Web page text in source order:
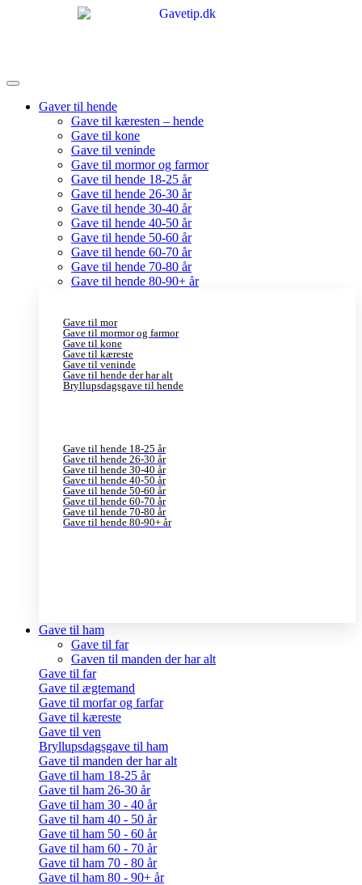
Gaver til hende
Gave til kæresten – hende
Gave til kone
Gave til veninde
Gave til mormor og farmor
Gave til hende 18-25 år
Gave til hende 26-30 år
Gave til hende 30-40 år
Gave til hende 40-50 år
Gave til hende 50-60 år
Gave til hende 60-70 år
Gave til hende 70-80 år
Gave til hende 80-90+ år
Gave til mor
Gave til mormor og farmor
Gave til kone
Gave til kæreste
Gave til veninde
Gave til hende der har alt
Bryllupsdagsgave til hende
Gave til hende 18-25 år
Gave til hende 26-30 år
Gave til hende 30-40 år
Gave til hende 40-50 år
Gave til hende 50-60 år
Gave til hende 60-70 år
Gave til hende 70-80 år
Gave til hende 80-90+ år
Gave til ham
Gave til far
Gaven til manden der har alt
Gave til far
Gave til ægtemand
Gave til morfar og farfar
Gave til kæreste
Gave til ven
Bryllupsdagsgave til ham
Gave til manden der har alt
Gave til ham 18-25 år
Gave til ham 26-30 år
Gave til ham 30 - 40 år
Gave til ham 40 - 50 år
Gave til ham 50 - 60 år
Gave til ham 60 - 70 år
Gave til ham 70 - 80 år
Gave til ham 80 - 90+ år